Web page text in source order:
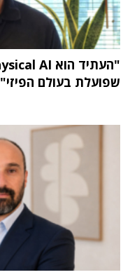
שפועלת בעולם הפיזי"